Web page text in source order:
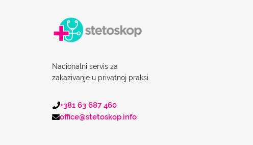
Nacionalni servis za
zakazivanje u privatnoj praksi.
+381 63 687 460
office@stetoskop.info